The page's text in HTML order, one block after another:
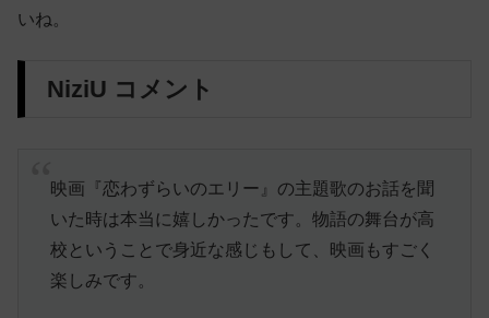
いね。
NiziU コメント
映画『恋わずらいのエリー』の主題歌のお話を聞
いた時は本当に嬉しかったです。物語の舞台が高
校ということで身近な感じもして、映画もすごく
楽しみです。